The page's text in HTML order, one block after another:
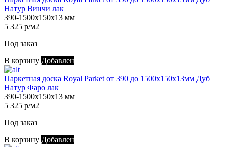
Натур Винчи лак
390-1500х150х13 мм
5 325 р/м2
Под заказ
В корзину Добавлен
Паркетная доска Royal Parket от 390 до 1500х150х13мм Дуб
Натур Фаро лак
390-1500х150х13 мм
5 325 р/м2
Под заказ
В корзину Добавлен